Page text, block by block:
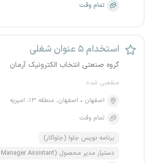
تمام وقت
استخدام ۵ عنوان شغلی
گروه صنعتی انتخاب الکترونیک آرمان
منقضی شده
اصفهان
اصفهان، منطقه ۱۳، امیریه
تمام وقت
برنامه نویس جاوا (جاواکار)
دستیار مدیر محصول (Product Manager Assistant)